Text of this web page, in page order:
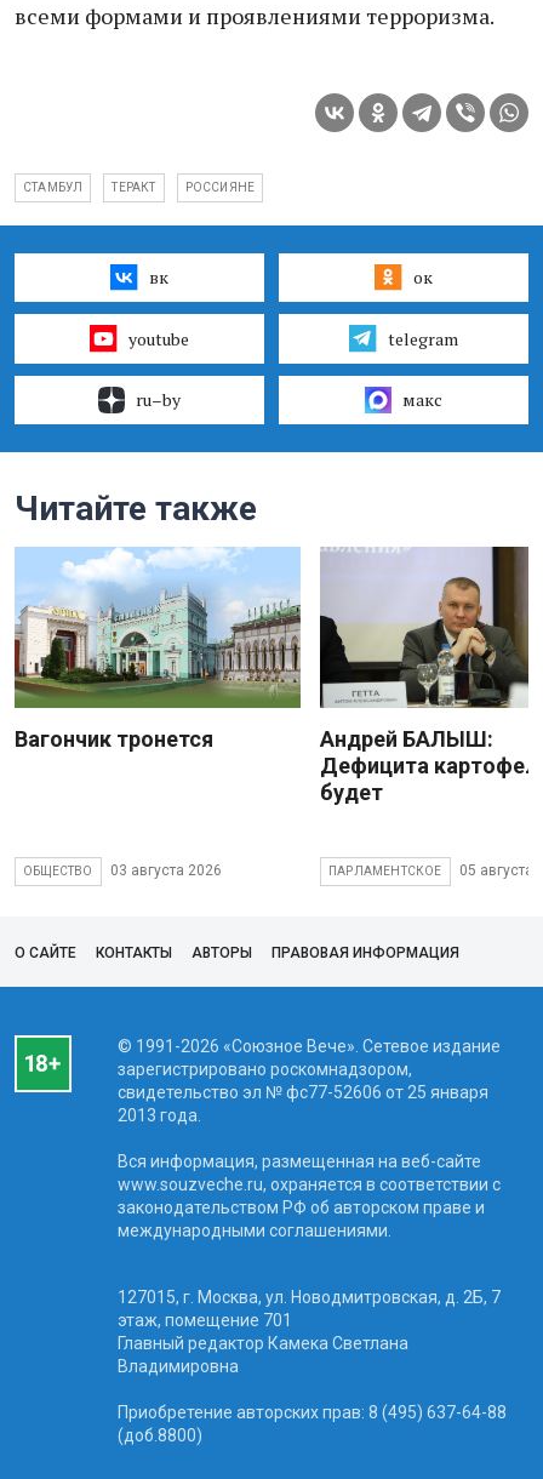
всеми формами и проявлениями терроризма.
СТАМБУЛ ТЕРАКТ РОССИЯНЕ
вк ок
youtube telegram
ru–by макс
Читайте также
Вагончик тронется
ОБЩЕСТВО 03 августа 2026
Андрей БАЛЫШ:
Дефицита
будет
ПАРЛАМЕНТСКОЕ 05 августа
О САЙТЕ КОНТАКТЫ АВТОРЫ ПРАВОВАЯ ИНФОРМАЦИЯ
© 1991-2026 «Союзное Вече». Сетевое издание
зарегистрировано роскомнадзором,
свидетельство эл № фc77-52606 от 25 января
2013 года.
Вся информация, размещенная на веб-сайте
www.souzveche.ru, охраняется в соответствии с
законодательством РФ об авторском праве и
международными соглашениями.
127015, г. Москва, ул. Новодмитровская, д. 2Б, 7
этаж, помещение 701
Главный редактор Камека Светлана
Владимировна
Приобретение авторских прав: 8 (495) 637-64-88
(доб.8800)